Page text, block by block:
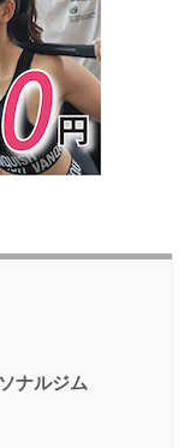
ナルジム